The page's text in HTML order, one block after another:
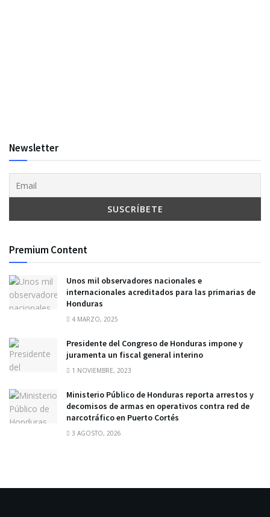
Newsletter
Premium Content
Unos mil observadores nacionales e
internacionales acreditados para las primarias de
Honduras
4 MARZO, 2025
Presidente del Congreso de Honduras impone y
juramenta un fiscal general interino
1 NOVIEMBRE, 2023
Ministerio Público de Honduras reporta arrestos y
decomisos de armas en operativos contra red de
narcotráfico en Puerto Cortés
3 AGOSTO, 2026